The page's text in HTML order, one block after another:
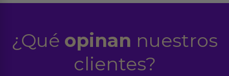
¿Qué opinan nuestros
clientes?